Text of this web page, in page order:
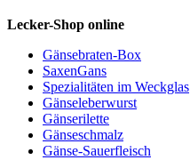
Lecker-Shop online
Gänsebraten-Box
SaxenGans
Spezialitäten im Weckglas
Gänseleberwurst
Gänserilette
Gänseschmalz
Gänse-Sauerfleisch